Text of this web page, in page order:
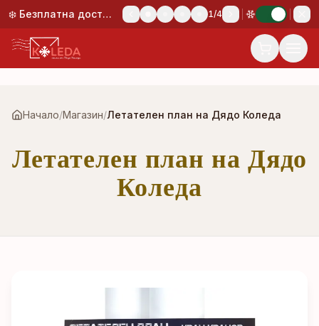
Към основното съдържание
❄️ Безплатна доставка при поръчка над 50,00 €! 1/4
Начало/Магазин/Летателен план на Дядо Коледа
Летателен план на Дядо
Коледа